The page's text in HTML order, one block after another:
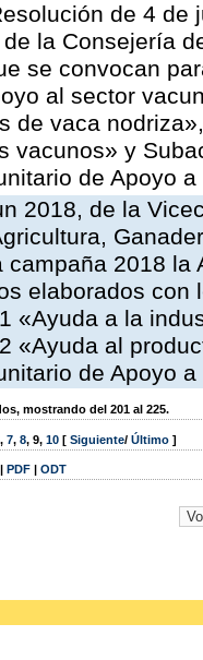
de 4
la Consejería
se convocan
al sector
de vaca
vacunos» y
de Apoyo
2018, de la
campaña 2018
elaborados
«Ayuda a la
«Ayuda al
de Apoyo
mostrando del 201 al 225.
, 7, 8, 9, 10 [ Siguiente/ Último ]
| PDF | ODT